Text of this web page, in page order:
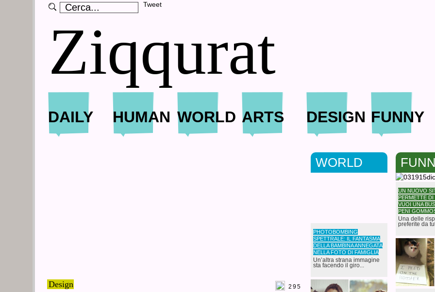
Tweet
Ziqqurat
DAILY HUMAN WORLD ARTS DESIGN FUNNY
295
Design
WORLD
PHOTOBOMBING
SPETTRALE: IL FANTASMA
DELLA BAMBINA ANNEGATA
NELLA FOTO DI FAMIGLIA
Un’altra strana immagine
sta facendo il giro...
UN NUOVO
PERMETTE DI
VUOI UNA
PENI
Una delle
preferite da